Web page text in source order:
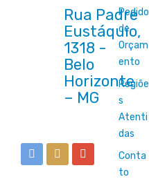
Rua Padre
Eustáquio,
1318 -
Belo
Horizonte
Pedido
de
Orçam
ento
Regiõe
s
Atenti
das
Conta
to